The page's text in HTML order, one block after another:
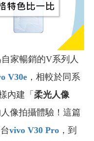
家暢銷的V系列人
V30e ，相較於同系
內建「 柔光人像
像拍攝體驗！這篇
vivo V30 Pro ，到